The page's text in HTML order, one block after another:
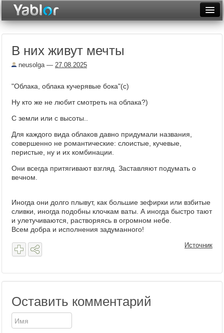
Неделя
Рейтинги
Видеотоп
В них живут мечты
neusolga— 27.08.2025
"Облака, облака кучерявые бока"(с)
Ну кто же не любит смотреть на облака?)
С земли или с высоты..
Для каждого вида облаков давно придумали названия,
совершенно не романтические: слоистые, кучевые,
перистые, ну и их комбинации.
Они всегда притягивают взгляд. Заставляют подумать о
вечном.
Иногда они долго плывут, как большие зефирки или взбитые
сливки, иногда подобны клочкам ваты. А иногда быстро тают
и улетучиваются, растворяясь в огромном небе.
Всем добра и исполнения задуманного!
Источник
Оставить комментарий